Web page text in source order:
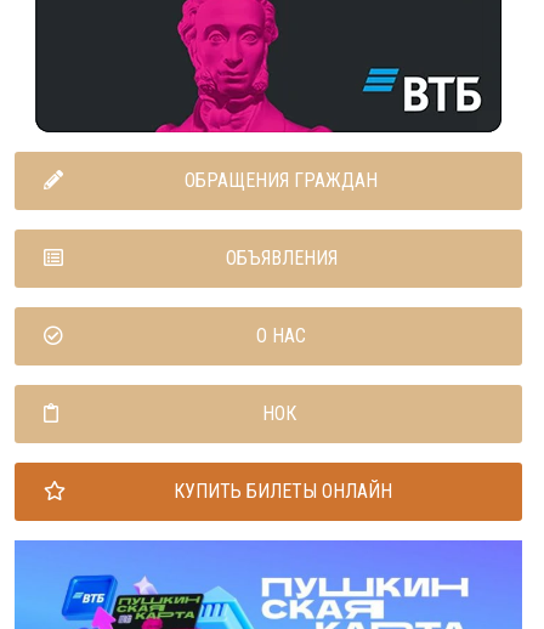
ОБРАЩЕНИЯ ГРАЖДАН
ОБЪЯВЛЕНИЯ
О НАС
НОК
КУПИТЬ БИЛЕТЫ ОНЛАЙН